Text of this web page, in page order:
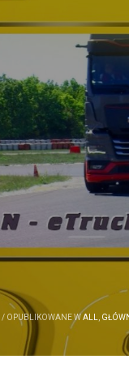
/ OPUBLIKOWANE WALL